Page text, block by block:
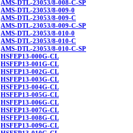
AMS-DTL-23053/8-008-C-SP
AMS-DTL-23053/8-009-0
AMS-DTL-23053/8-009-C
AMS-DTL-23053/8-009-C-SP
AMS-DTL-23053/8-010-0
AMS-DTL-23053/8-010-C
AMS-DTL-23053/8-010-C-SP
HSFEP13-000G-CL
HSFEP13-001G-CL
HSFEP13-002G-CL
HSFEP13-003G-CL
HSFEP13-004G-CL
HSFEP13-005G-CL
HSFEP13-006G-CL
HSFEP13-007G-CL
HSFEP13-008G-CL
HSFEP13-009G-CL